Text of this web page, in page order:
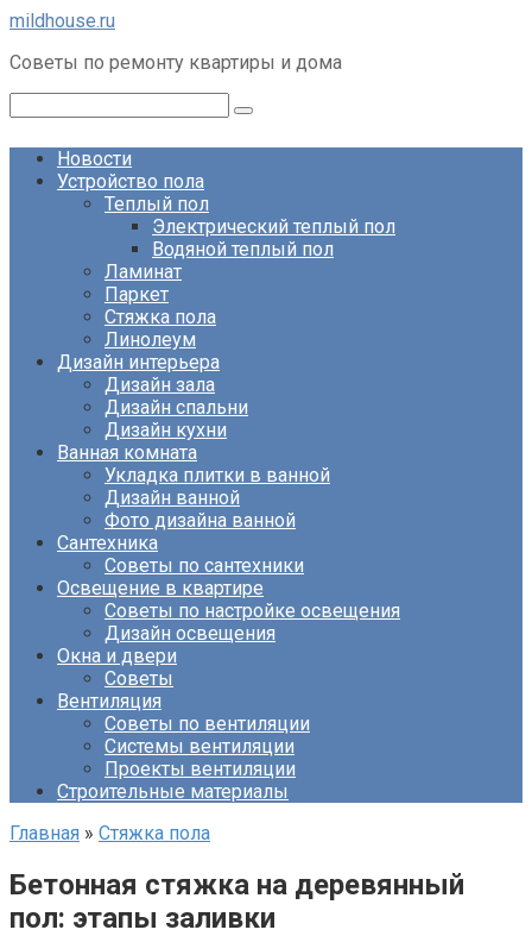
Перейти
контенту
mildhouse.ru
Советы по ремонту квартиры и дома
Новости
Устройство пола
Теплый пол
Электрический теплый пол
Водяной теплый пол
Ламинат
Паркет
Стяжка пола
Линолеум
Дизайн интерьера
Дизайн зала
Дизайн спальни
Дизайн кухни
Ванная комната
Укладка плитки в ванной
Дизайн ванной
Фото дизайна ванной
Сантехника
Советы по сантехники
Освещение в квартире
Советы по настройке освещения
Дизайн освещения
Окна и двери
Советы
Вентиляция
Советы по вентиляции
Системы вентиляции
Проекты вентиляции
Строительные материалы
Главная » Стяжка пола
Бетонная стяжка на деревянный
пол: этапы заливки